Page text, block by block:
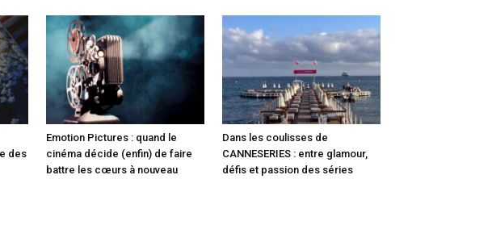
des
Emotion Pictures : quand le
cinéma décide (enfin) de faire
battre les cœurs à nouveau
Dans les coulisses de
CANNESERIES : entre glamour,
défis et passion des séries